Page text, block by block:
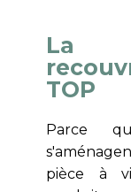
La
TOP
Parce
pièce à